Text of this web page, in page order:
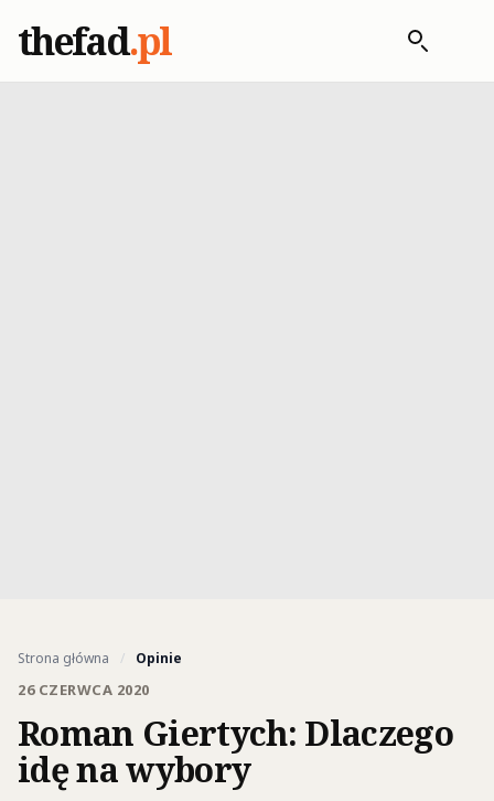
thefad.pl
Strona główna / Opinie
26 CZERWCA 2020
Roman Giertych: Dlaczego
idę na wybory